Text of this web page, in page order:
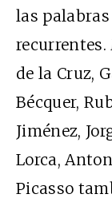
las
recurrentes.
de la Cruz,
Bécquer,
Jiménez,
Lorca,
Picasso